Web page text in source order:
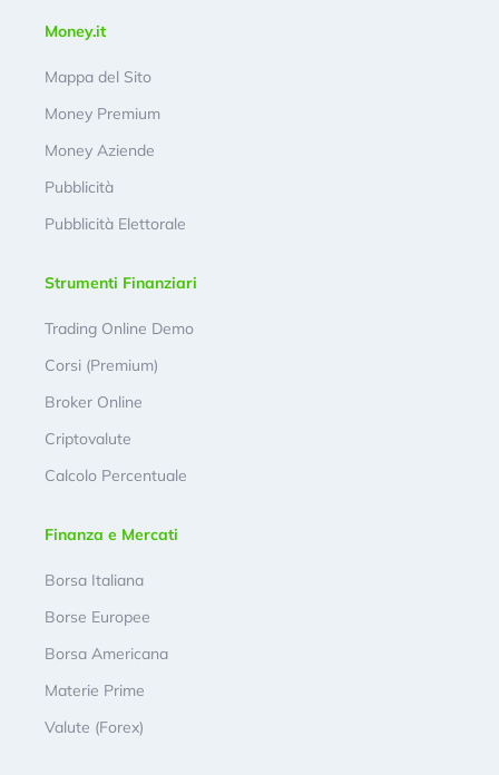
Money.it
Mappa del Sito
Money Premium
Money Aziende
Pubblicità
Pubblicità Elettorale
Strumenti Finanziari
Trading Online Demo
Corsi (Premium)
Broker Online
Criptovalute
Calcolo Percentuale
Finanza e Mercati
Borsa Italiana
Borse Europee
Borsa Americana
Materie Prime
Valute (Forex)